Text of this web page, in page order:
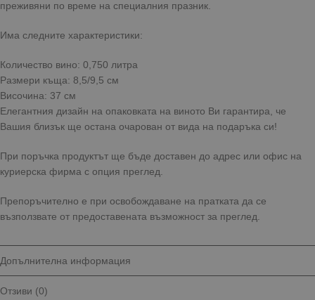
преживяни по време на специалния празник.
Има следните характеристики:
Количество вино: 0,750 литра
Размери къща: 8,5/9,5 см
Височина: 37 см
Елегантния дизайн на опаковката на виното Ви гарантира, че
Вашия близък ще остана очарован от вида на подаръка си!
При поръчка продуктът ще бъде доставен до адрес или офис на
куриерска фирма с опция преглед.
Препоръчително е при освобождаване на пратката да се
възползвате от предоставената възможност за преглед.
Допълнителна информация
Отзиви (0)